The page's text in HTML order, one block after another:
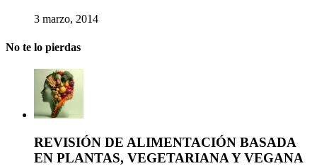
3 marzo, 2014
No te lo pierdas
REVISIÓN DE ALIMENTACIÓN BASADA
EN PLANTAS, VEGETARIANA Y VEGANA